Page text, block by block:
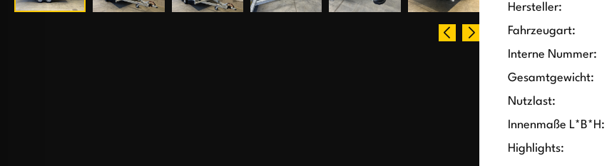
Hersteller:
Fahrzeugart:
Interne Nummer:
Gesamtgewicht:
Nutzlast:
Innenmaße L*B*H:
Highlights: